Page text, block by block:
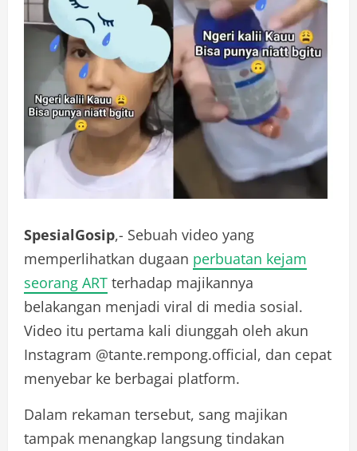
SpesialGosip,- Sebuah video yang
memperlihatkan dugaan perbuatan kejam
seorang ART terhadap majikannya
belakangan menjadi viral di media sosial.
Video itu pertama kali diunggah oleh akun
Instagram @tante.rempong.official, dan cepat
menyebar ke berbagai platform.
Dalam rekaman tersebut, sang majikan
tampak menangkap langsung tindakan